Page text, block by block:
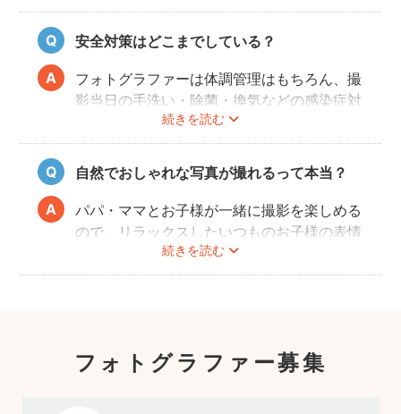
厳しい審査を通過した、赤ちゃん・子どもの
扱いに慣れているパパ・ママ世代のカメラマ
ンが全国に多数在籍。
またどのカメラマンでも指名料は一切ござい
ません。分かりやすい料金体系も人気のポイ
安全対策はどこまでしている？
続きを読む
フォトグラファーは体調管理はもちろん、撮
影当日の手洗い・除菌・換気などの感染症対
策や、熱中症予防に努めます。
また、撮影中はご家族のペースに合わせなが
ら、周囲や足元に危険なものがないか注意を
呼び掛けながら進行しますのでご安心くださ
い。
自然でおしゃれな写真が撮れるって本当？
続きを読む
パパ・ママとお子様が一緒に撮影を楽しめる
ので、リラックスしたいつものお子様の表情
を撮影できます。
こども・家族撮影に長けたプロカメラマンの
フォトグラファー募集